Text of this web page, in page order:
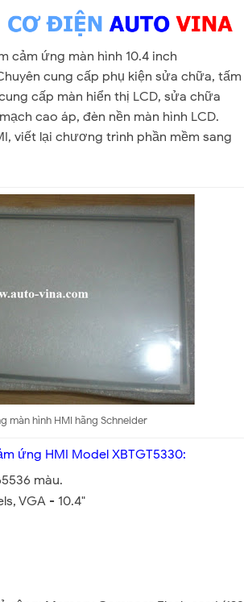
cảm ứng màn hình 10.4 inch
cung cấp phụ kiện sửa chữa, tấm
cấp màn hiển thị LCD, sửa chữa
cao áp, đèn nền màn hình LCD.
viết lại chương trình phần mềm sang
màn hình HMI hãng Schneider
ứng HMI Model XBTGT5330:
màu.
VGA - 10.4"